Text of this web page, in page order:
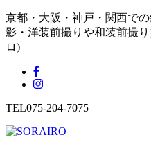
京都・大阪・神戸・関西で
影・洋装前撮りや和装前撮
ロ)
TEL075-204-7075